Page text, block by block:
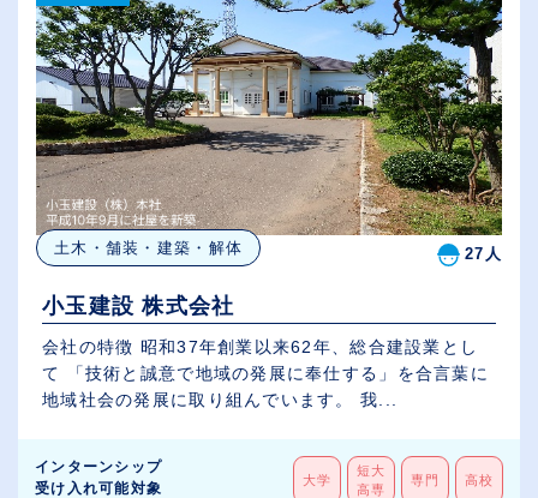
土木・舗装・建築・解体 27人
小玉建設 株式会社
会社の特徴 昭和37年創業以来62年、総合建設業とし
て 「技術と誠意で地域の発展に奉仕する」を合言葉に
地域社会の発展に取り組んでいます。 我...
インターンシップ
受け入れ可能対象
大学
短大
高専
専門 高校